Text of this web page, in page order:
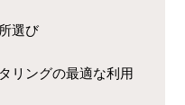
選び
リングの最適な利用